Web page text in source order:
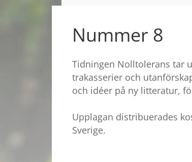
Nummer 8
Tidningen Nolltolerans tar
trakasserier och
och idéer på ny litteratur,
Upplagan distribuerades
Sverige.